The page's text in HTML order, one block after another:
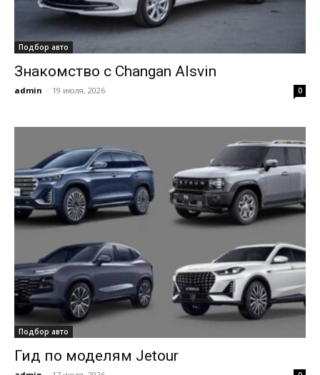
Подбор авто
Знакомство с Changan Alsvin
admin - 19 июля, 2026 0
Подбор авто
Гид по моделям Jetour